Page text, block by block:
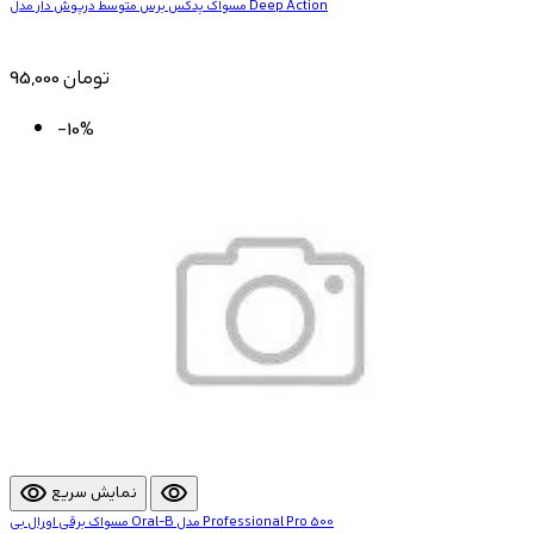
مسواک پدکس برس متوسط درپوش دار مدل Deep Action
95,000 تومان
-10%
visibility نمایش سریع visibility
مسواک برقی اورال بی Oral-B مدل Professional Pro 500